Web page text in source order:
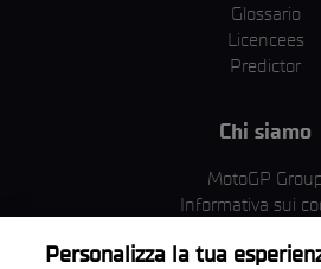
Glossario
Licencees
Predictor
Chi siamo
MotoGP
Informativa sui
Corporate &
Personalizza la tua